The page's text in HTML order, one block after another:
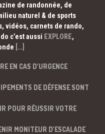
de randonnée, de
naturel & de sports
vidéos, carnets de rando,
c’est aussi EXPLORE,
[…]
EN CAS D’URGENCE
DE DÉFENSE SONT
POUR RÉUSSIR VOTRE
MONITEUR D’ESCALADE